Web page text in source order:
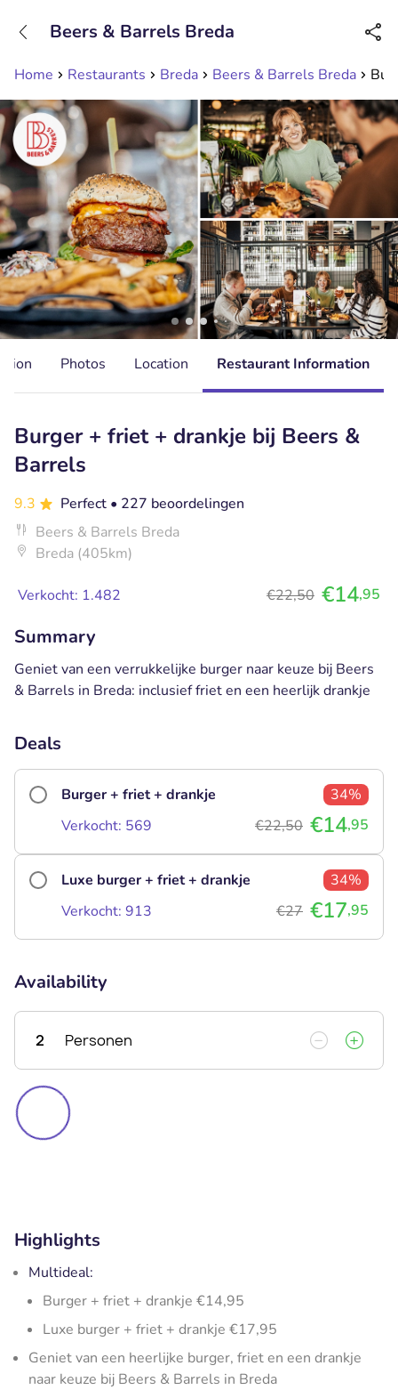
Available until 23:00
Home Restaurants Breda Beers & Barrels Breda
Beers & Barrels Breda
Photos Location Restaurant Information
Burger + friet + drankje bij Beers &
Barrels
9.3 Perfect • 227 beoordelingen
Beers & Barrels Breda
Breda (405km)
Verkocht: 1.482 €22,50 €14,95
Summary
Geniet van een verrukkelijke burger naar keuze bij Beers
& Barrels in Breda: inclusief friet en een heerlijk drankje
Deals
Burger + friet + drankje
34%
Verkocht: 569
€22,50 €14,95
Luxe burger + friet + drankje
34%
Verkocht: 913
€27 €17,95
Availability
2 Personen
Highlights
Multideal:
Burger + friet + drankje €14,95
Luxe burger + friet + drankje €17,95
Geniet van een heerlijke burger, friet en een drankje
naar keuze bij Beers & Barrels in Breda